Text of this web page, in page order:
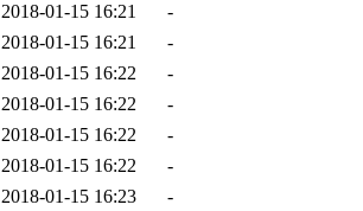
2018-01-15 16:21
-
2018-01-15 16:21
-
2018-01-15 16:22
-
2018-01-15 16:22
-
2018-01-15 16:22
-
2018-01-15 16:22
-
2018-01-15 16:23
-